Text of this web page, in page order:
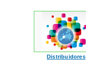
Distribuidores